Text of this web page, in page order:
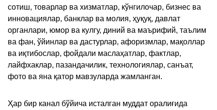
сотиш, товарлар ва хизматлар, кўнгилочар, бизнес ва
инновациялар, банклар ва молия, ҳуқуқ, давлат
органлари, юмор ва кулгу, диний ва маърифий, таълим
ва фан, ўйинлар ва дастурлар, афоризмлар, мақоллар
ва иқтибослар, фойдали маслаҳатлар, фактлар,
лайфхаклар, пазандачилик, технологиялар, санъат,
фото ва яна қатор мавзуларда жамланган.
Ҳар бир канал бўйича исталган муддат оралиғида